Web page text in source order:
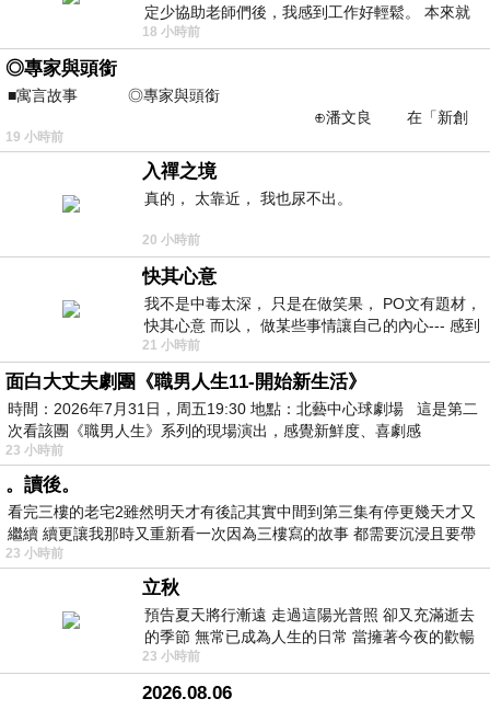
定少協助老師們後，我感到工作好輕鬆。 本來就
不是我的工作啊。 真
18 小時前
◎專家與頭銜
■寓言故事 ◎專家與頭銜
⊕潘文良 在「新創
之谷」裡——
19 小時前
入禪之境
真的， 太靠近， 我也尿不出。
20 小時前
快其心意
我不是中毒太深， 只是在做笑果， PO文有題材，
快其心意 而以， 做某些事情讓自己的內心--- 感到
愉快。
21 小時前
面白大丈夫劇團《職男人生11-開始新生活》
時間：2026年7月31日，周五19:30 地點：北藝中心球劇場 這是第二
次看該團《職男人生》系列的現場演出，感覺新鮮度、喜劇感
23 小時前
。讀後。
看完三樓的老宅2雖然明天才有後記其實中間到第三集有停更幾天才又
繼續 續更讓我那時又重新看一次因為三樓寫的故事 都需要沉浸且要帶
有
23 小時前
立秋
預告夏天將行漸遠 走過這陽光普照 卻又充滿逝去
的季節 無常已成為人生的日常 當擁著今夜的歡暢
舒心 轉眼驟成昨日 而明晨 太陽
23 小時前
2026.08.06